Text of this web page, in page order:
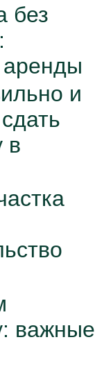
без
и
в
важные